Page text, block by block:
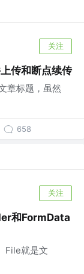
关注
传和断点续传
章标题，虽然
658
关注
和FormData
File就是文